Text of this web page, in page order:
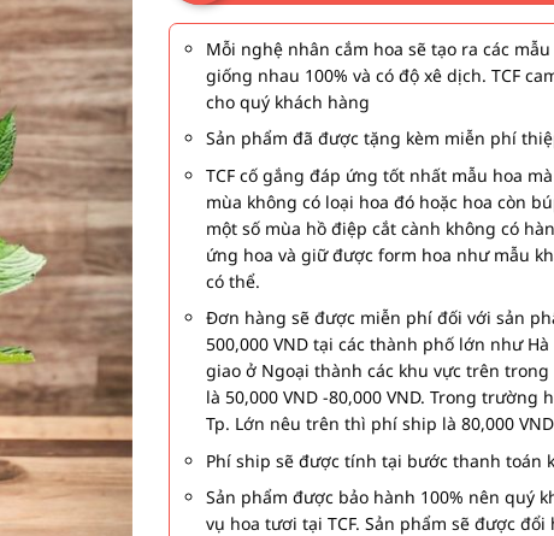
Mỗi nghệ nhân cắm hoa sẽ tạo ra các
giống nhau 100% và có độ xê dịch. TCF
cho quý khách hàng
Sản phẩm đã được tặng kèm miễn phí
TCF cố gắng đáp ứng tốt nhất mẫu hoa
mùa không có loại hoa đó hoặc hoa còn
một số mùa hồ điệp cắt cành không có
ứng hoa và giữ được form hoa như mẫu
có thể.
Đơn hàng sẽ được miễn phí đối với sản
500,000 VND tại các thành phố lớn như
giao ở Ngoại thành các khu vực trên
là 50,000 VND -80,000 VND. Trong
Tp. Lớn nêu trên thì phí ship là 80,000
Phí ship sẽ được tính tại bước thanh toán
Sản phẩm được bảo hành 100% nên quý
vụ hoa tươi tại TCF. Sản phẩm sẽ được